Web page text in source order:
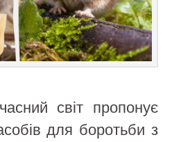
світ пропонує
для боротьби з